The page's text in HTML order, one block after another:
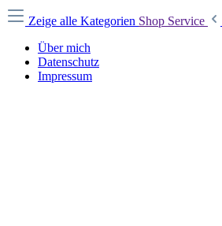
Zeige alle Kategorien Shop Service
Über mich
Datenschutz
Impressum